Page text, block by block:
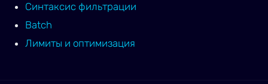
Синтаксис фильтрации
Batch
Лимиты и оптимизация